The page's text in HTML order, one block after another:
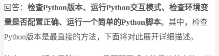
回答： 检查Python版本、运行Python交互模式、检查环境变
量是否配置正确、运行一个简单的Python脚本。其中，检查
Python版本是最直接的方法，下面将对此展开详细描述。